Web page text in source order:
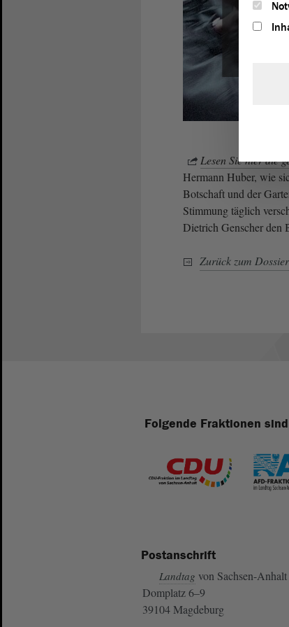
Lesen Sie hier die
Hermann Huber, wie
Botschaft und der
Stimmung täglich
Dietrich Genscher den
Zurück zum
Folgende Fraktionen
Postanschrift
Landtag von Sachsen-Anhalt
Domplatz 6–9
39104 Magdeburg